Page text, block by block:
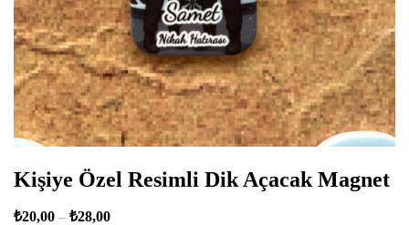
Kişiye Özel Resimli Dik Açacak Magnet
₺20,00 – ₺28,00